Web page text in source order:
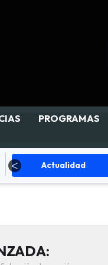
PROGRAMAS
Fallas